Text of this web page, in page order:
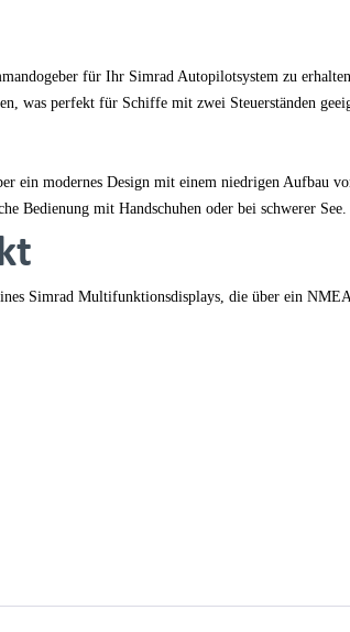
für Ihr Simrad Autopilotsystem zu
was perfekt für Schiffe mit zwei Steuerständen
ein modernes Design mit einem niedrigen Aufbau
Bedienung mit Handschuhen oder bei schwerer See.
Simrad Multifunktionsdisplays, die über ein